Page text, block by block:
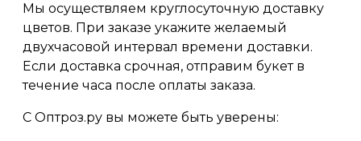
Мы осуществляем круглосуточную доставку
цветов. При заказе укажите желаемый
двухчасовой интервал времени доставки.
Если доставка срочная, отправим букет в
течение часа после оплаты заказа.
С Оптроз.ру вы можете быть уверены: